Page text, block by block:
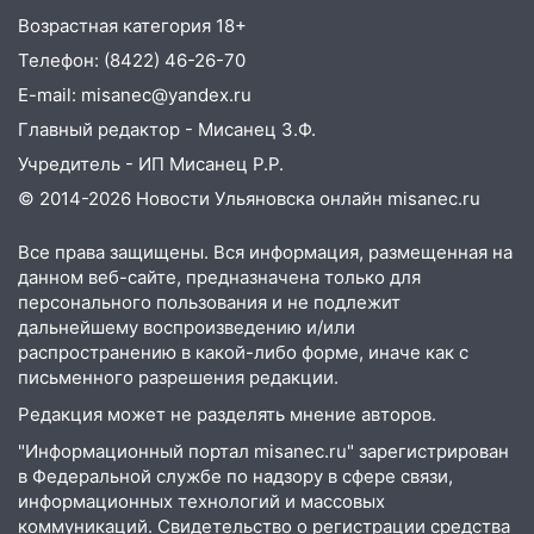
04.08.2026
23:27 Прокуратура проверяет
капремонт школы в посёлке Налейка
22:33 Прокуратура проверяет
спортивные объекты в Старой Майне
21:01 Ульяновцев приглашают сдать
20:17 Ульяновская область девятую
неделю подряд удерживает самые
низкие цены на подсолнечное масло
19:33 Коровы-рекордсменки: в
Ульяновской области выросли надои
молока
18:20 В Ульяновской области до конца
года благоустроят 20 родников
Возрастная категория 18+
Телефон: (8422) 46-26-70
E-mail: misanec@yandex.ru
Главный редактор - Мисанец З.Ф.
Учредитель - ИП Мисанец Р.Р.
© 2014-2026 Новости Ульяновска онлайн misanec.ru
Все права защищены. Вся информация, размещенная на
данном веб-сайте, предназначена только для
персонального пользования и не подлежит
дальнейшему воспроизведению и/или
распространению в какой-либо форме, иначе как с
письменного разрешения редакции.
Редакция может не разделять мнение авторов.
"Информационный портал misanec.ru" зарегистрирован
в Федеральной службе по надзору в сфере связи,
информационных технологий и массовых
коммуникаций. Свидетельство о регистрации средства